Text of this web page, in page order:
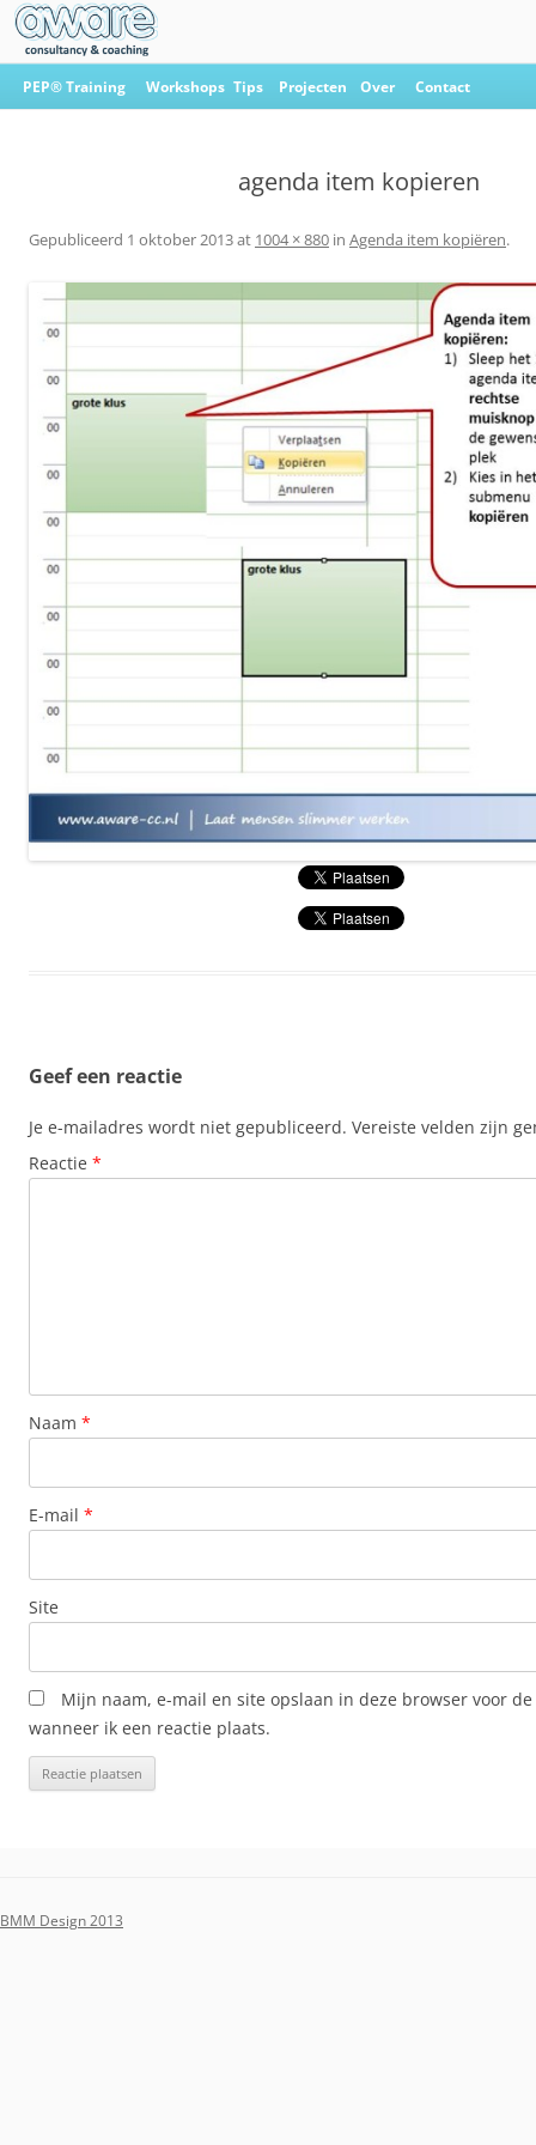
Ga
naar
PEP® Training Workshops Tips Projecten Over Contact
agenda item kopieren
Gepubliceerd 1 oktober 2013at 1004 × 880 in Agenda item kopiëren.
Geef een reactie
Je e-mailadres wordt niet gepubliceerd. Vereiste velden zijn
Reactie *
Naam *
E-mail *
Site
Mijn naam, e-mail en site opslaan in deze browser voor
wanneer ik een reactie plaats.
BMM Design 2013